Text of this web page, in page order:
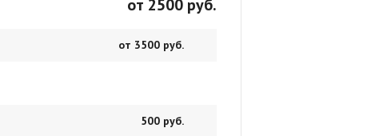
от 2500 руб.
от 3500 руб.
500 руб.